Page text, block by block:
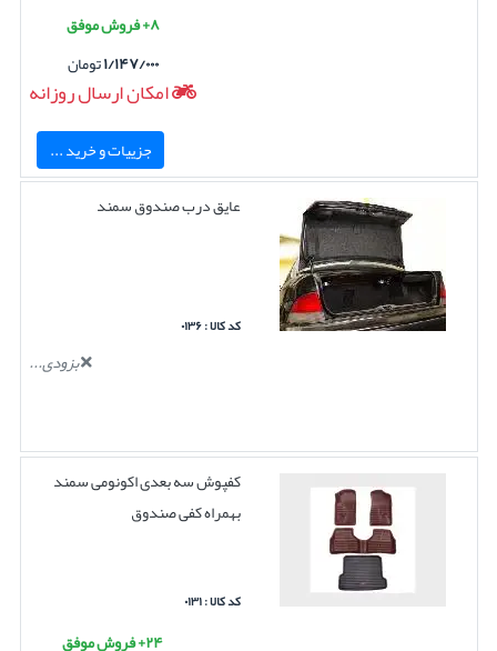
۸+ فروش موفق
۱/۱۴۷/۰۰۰تومان
امکان ارسال روزانه
جزییات و خرید ...
عایق درب صندوق سمند
کد کالا : ۰۱۳۶
بزودی...
کفپوش سه بعدی اکونومی سمند
بهمراه کفی صندوق
کد کالا : ۰۱۳۱
۲۴+ فروش موفق